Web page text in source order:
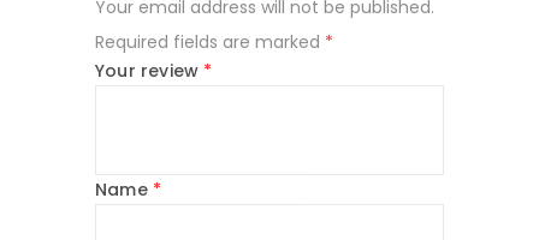
Your email address will not be published.
Required fields are marked *
Your review *
Name *